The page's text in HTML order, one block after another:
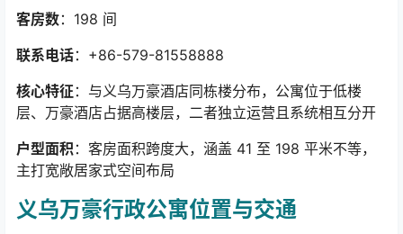
客房数： 198 间
联系电话： +86-579-81558888
核心特征 ：与义乌万豪酒店同栋楼分布，公寓位于低楼
层、万豪酒店占据高楼层，二者独立运营且系统相互分开
户型面积 ：客房面积跨度大，涵盖 41 至 198 平米不等，
主打宽敞居家式空间布局
义乌万豪行政公寓位置与交通